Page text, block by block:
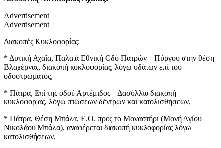
Advertisement
Advertisement
Διακοπές Κυκλοφορίας:
* Δυτική Αχαΐα, Παλαιά Εθνική Οδό Πατρών – Πύργου στην θέση
Βλαχέρνας, διακοπή κυκλοφορίας, λόγω υδάτων επί του
οδοστρώματος,
* Πάτρα, Επί της οδού Αρτέμιδος – Δασύλλιο διακοπή
κυκλοφορίας, λόγω πτώσεων δέντρων και κατολισθήσεων,
* Πάτρα, Θέση Μπάλα, Ε.Ο. προς το Μοναστήρι (Μονή Αγίου
Νικολάου Μπάλα), αναφέρεται διακοπή κυκλοφορίας λόγω
κατολισθήσεων,